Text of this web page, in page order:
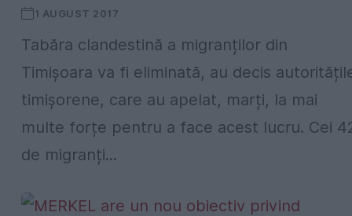
1 AUGUST 2017
Tabăra clandestină a migranților din
Timișoara va fi eliminată, au decis
timișorene, care au apelat, marți, la mai
multe forțe pentru a face acest lucru. Cei
de migranți...